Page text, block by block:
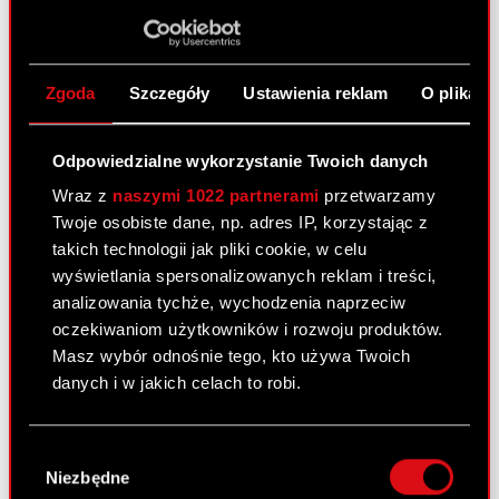
Zgoda Szczegóły Ustawienia reklam O
Odpowiedzialne wykorzystanie Twoich danych
Wraz z naszymi 1022 partnerami przetwarzamy
Twoje osobiste dane, np. adres IP, korzystając z
takich technologii jak pliki cookie, w celu
wyświetlania spersonalizowanych reklam i treści,
analizowania tychże, wychodzenia naprzeciw
oczekiwaniom użytkowników i rozwoju produktów.
Masz wybór odnośnie tego, kto używa Twoich
danych i w jakich celach to robi.
lokalizacji geograficznej z dokładnością nawet
zgody
Niezbędne
CD PROJEKT podsumowuje I
kwartał 2026 roku
Pieśni przeszłości trzecim